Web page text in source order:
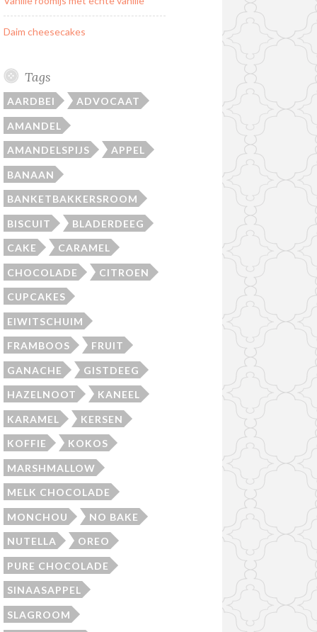
Daim cheesecakes
Tags
AARDBEI ADVOCAAT
AMANDEL
AMANDELSPIJS APPEL
BANAAN
BANKETBAKKERSROOM
BISCUIT BLADERDEEG
CAKE CARAMEL
CHOCOLADE CITROEN
CUPCAKES
EIWITSCHUIM
FRAMBOOS FRUIT
GANACHE GISTDEEG
HAZELNOOT KANEEL
KARAMEL KERSEN
KOFFIE KOKOS
MARSHMALLOW
MELK CHOCOLADE
MONCHOU NO BAKE
NUTELLA OREO
PURE CHOCOLADE
SINAASAPPEL
SLAGROOM